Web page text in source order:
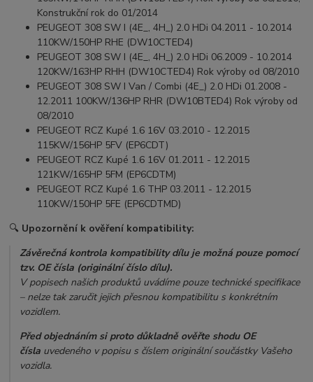
Konstrukční rok do 01/2014
PEUGEOT 308 SW I (4E_, 4H_) 2.0 HDi 04.2011 - 10.2014
110KW/150HP RHE (DW10CTED4)
PEUGEOT 308 SW I (4E_, 4H_) 2.0 HDi 06.2009 - 10.2014
120KW/163HP RHH (DW10CTED4) Rok výroby od 08/2010
PEUGEOT 308 SW I Van / Combi (4E_) 2.0 HDi 01.2008 -
12.2011 100KW/136HP RHR (DW10BTED4) Rok výroby od
08/2010
PEUGEOT RCZ Kupé 1.6 16V 03.2010 - 12.2015
115KW/156HP 5FV (EP6CDT)
PEUGEOT RCZ Kupé 1.6 16V 01.2011 - 12.2015
121KW/165HP 5FM (EP6CDTM)
PEUGEOT RCZ Kupé 1.6 THP 03.2011 - 12.2015
110KW/150HP 5FE (EP6CDTMD)
🔍 Upozornění k ověření kompatibility:
Závěrečná kontrola kompatibility dílu je možná pouze pomocí
tzv. OE čísla (originální číslo dílu).
V popisech našich produktů uvádíme pouze technické specifikace
– nelze tak zaručit jejich přesnou kompatibilitu s konkrétním
vozidlem.
Před objednáním si proto důkladně ověřte shodu OE
čísla uvedeného v popisu s číslem originální součástky Vašeho
vozidla.